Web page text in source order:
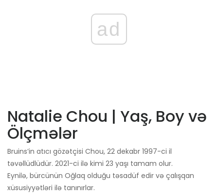
ad
Natalie Chou | Yaş, Boy və
Ölçmələr
Bruins’in atıcı gözətçisi Chou, 22 dekabr 1997-ci il
təvəllüdlüdür. 2021-ci ilə kimi 23 yaşı tamam olur.
Eynilə, bürcünün Oğlaq olduğu təsadüf edir və çalışqan
xüsusiyyətləri ilə tanınırlar.